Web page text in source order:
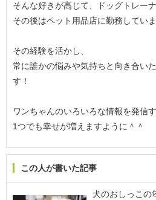
そんな好きが高じて、ドッグトレー
その後はペット用品店に勤務していま
その経験を活かし、
常に誰かの悩みや気持ちと向き合い
す！
ワンちゃんのいろいろな情報を発信す
1つでも幸せが増えますように＾＾
この人が書いた記事
犬のおしっこの